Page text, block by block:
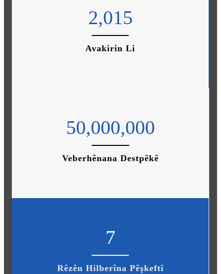
2,015
Avakirin Li
50,000,000
Veberhênana Destpêkê
7
Rêzên Hilberîna Pêşkeftî